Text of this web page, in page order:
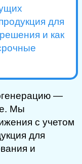
для
и как
—
Мы
с учетом
для
и